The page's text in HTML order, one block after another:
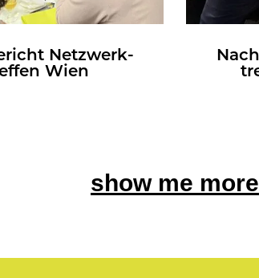
Netz­werk­
Wien
show me more